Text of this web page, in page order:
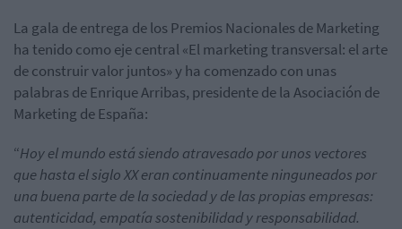
La gala de entrega de los Premios Nacionales de Marketing
ha tenido como eje central «El marketing transversal: el arte
de construir valor juntos» y ha comenzado con unas
palabras de Enrique Arribas, presidente de la Asociación de
Marketing de España:
“Hoy el mundo está siendo atravesado por unos vectores
que hasta el siglo XX eran continuamente ninguneados por
una buena parte de la sociedad y de las propias empresas:
autenticidad, empatía sostenibilidad y responsabilidad.